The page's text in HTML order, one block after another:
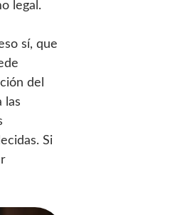
legal.
sí, que
del
las
Si